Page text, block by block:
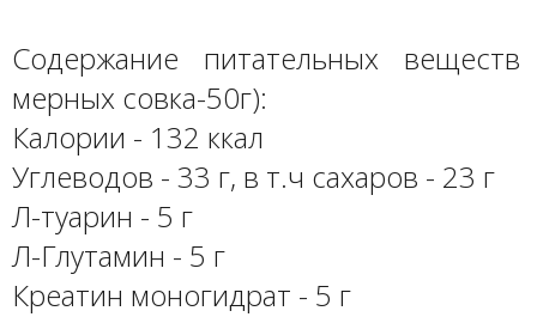
Содержание питательных
мерных совка-50г):
Калории - 132 ккал
Углеводов - 33 г, в т.ч сахаров - 23 г
Л-туарин - 5 г
Л-Глутамин - 5 г
Креатин моногидрат - 5 г